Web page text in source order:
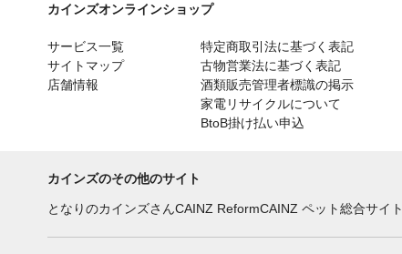
カインズオンラインショップ
サービス一覧
サイトマップ
店舗情報
特定商取引法に基づく表記
古物営業法に基づく表記
酒類販売管理者標識の掲示
家電リサイクルについて
BtoB掛け払い申込
カインズのその他のサイト
となりのカインズさんCAINZ ReformCAINZ ペット総合サイト